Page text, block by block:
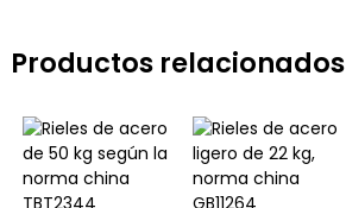
Productos relacionados